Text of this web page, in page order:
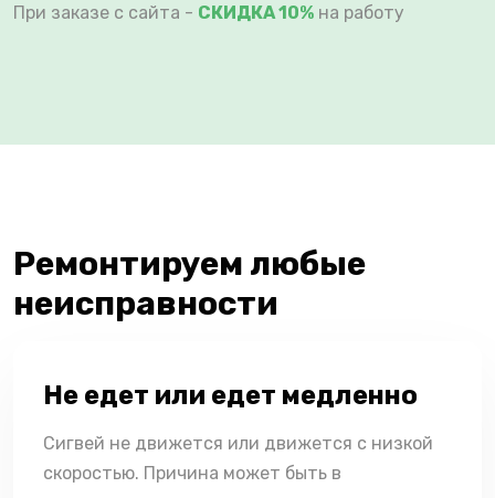
При заказе с сайта - СКИДКА 10% на работу
Ремонтируем любые
неисправности
Не едет или едет медленно
Сигвей не движется или движется с низкой
скоростью. Причина может быть в